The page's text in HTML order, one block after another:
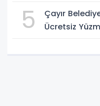
5
Çayır
Ücretsiz